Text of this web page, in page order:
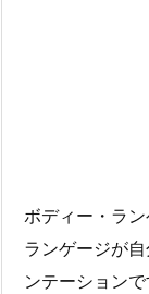
ボディー・ラ
ランゲージが
ンテーションで